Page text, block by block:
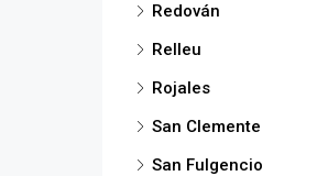
Redován
Relleu
Rojales
San Clemente
San Fulgencio